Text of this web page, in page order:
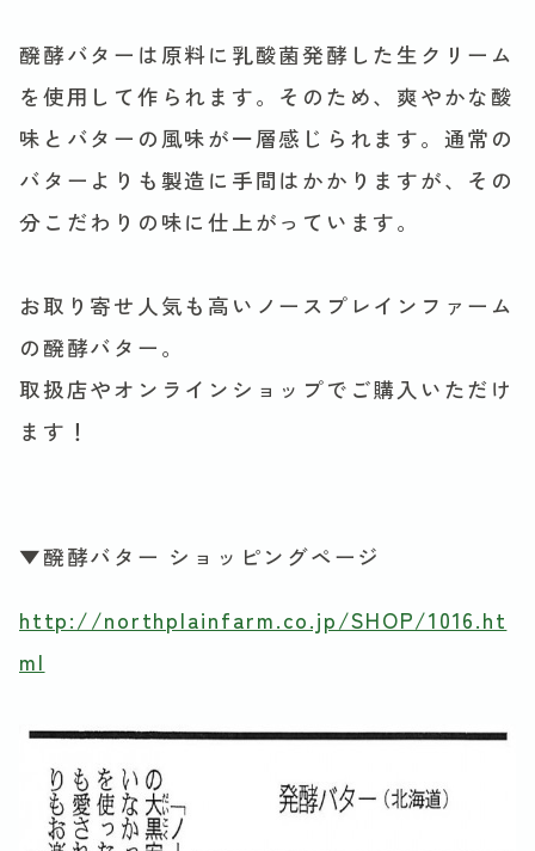
醗酵バターは原料に乳酸菌発酵した生クリーム
を使用して作られます。そのため、爽やかな酸
味とバターの風味が一層感じられます。通常の
バターよりも製造に手間はかかりますが、その
分こだわりの味に仕上がっています。
お取り寄せ人気も高いノースプレインファーム
の醗酵バター。
取扱店やオンラインショップでご購入いただけ
ます！
▼醗酵バター ショッピングページ
http://northplainfarm.co.jp/SHOP/1016.ht
ml